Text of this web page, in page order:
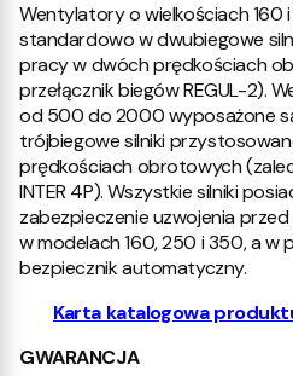
Wentylatory o wielkościach 160
standardowo w dwubiegowe
pracy w dwóch prędkościach
przełącznik biegów REGUL-2).
od 500 do 2000 wyposażone
trójbiegowe silniki
prędkościach obrotowych
INTER 4P). Wszystkie silniki
zabezpieczenie uzwojenia
w modelach 160, 250 i 350, a w
bezpiecznik automatyczny.
Karta katalogowa
GWARANCJA